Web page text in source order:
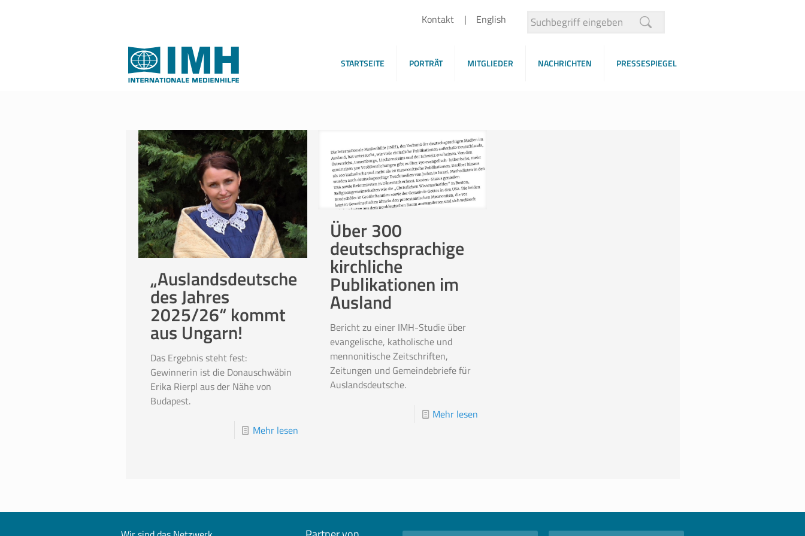
Kontakt English
STARTSEITE PORTRÄT MITGLIEDER NACHRICHTEN PRESSESPIEGEL
„Auslandsdeutsche
des Jahres
2025/26“ kommt
aus Ungarn!
Das Ergebnis steht fest:
Gewinnerin ist die Donauschwäbin
Erika Rierpl aus der Nähe von
Budapest.
Mehr lesen
Über 300
deutschsprachige
kirchliche
Publikationen im
Ausland
Bericht zu einer IMH-Studie über
evangelische, katholische und
mennonitische Zeitschriften,
Zeitungen und Gemeindebriefe für
Auslandsdeutsche.
Mehr lesen